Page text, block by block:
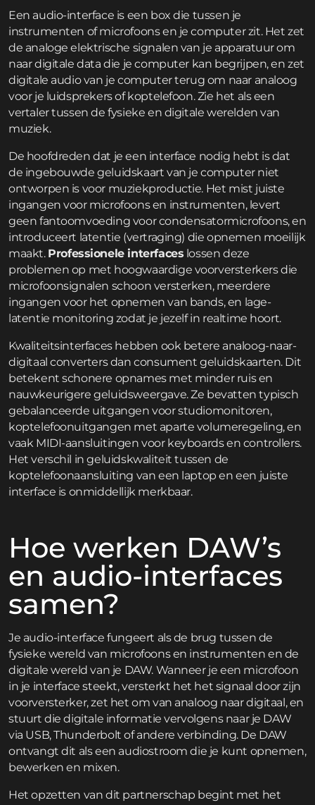
Een audio-interface is een box die tussen je
instrumenten of microfoons en je computer zit. Het zet
de analoge elektrische signalen van je apparatuur om
naar digitale data die je computer kan begrijpen, en zet
digitale audio van je computer terug om naar analoog
voor je luidsprekers of koptelefoon. Zie het als een
vertaler tussen de fysieke en digitale werelden van
muziek.
De hoofdreden dat je een interface nodig hebt is dat
de ingebouwde geluidskaart van je computer niet
ontworpen is voor muziekproductie. Het mist juiste
ingangen voor microfoons en instrumenten, levert
geen fantoomvoeding voor condensatormicrofoons, en
introduceert latentie (vertraging) die opnemen moeilijk
maakt. Professionele interfaces lossen deze
problemen op met hoogwaardige voorversterkers die
microfoonsignalen schoon versterken, meerdere
ingangen voor het opnemen van bands, en lage-
latentie monitoring zodat je jezelf in realtime hoort.
Kwaliteitsinterfaces hebben ook betere analoog-naar-
digitaal converters dan consument geluidskaarten. Dit
betekent schonere opnames met minder ruis en
nauwkeurigere geluidsweergave. Ze bevatten typisch
gebalanceerde uitgangen voor studiomonitoren,
koptelefoonuitgangen met aparte volumeregeling, en
vaak MIDI-aansluitingen voor keyboards en controllers.
Het verschil in geluidskwaliteit tussen de
koptelefoonaansluiting van een laptop en een juiste
interface is onmiddellijk merkbaar.
Hoe werken DAW’s
en audio-interfaces
samen?
Je audio-interface fungeert als de brug tussen de
fysieke wereld van microfoons en instrumenten en de
digitale wereld van je DAW. Wanneer je een microfoon
in je interface steekt, versterkt het het signaal door zijn
voorversterker, zet het om van analoog naar digitaal, en
stuurt die digitale informatie vervolgens naar je DAW
via USB, Thunderbolt of andere verbinding. De DAW
ontvangt dit als een audiostroom die je kunt opnemen,
bewerken en mixen.
Het opzetten van dit partnerschap begint met het